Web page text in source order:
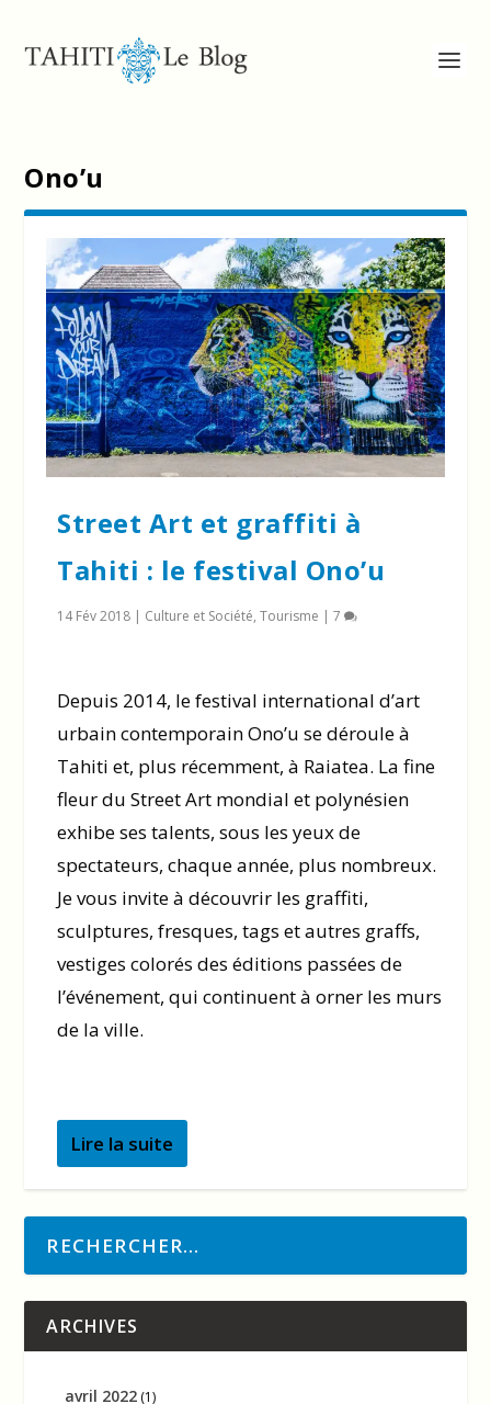
Ono’u
Street Art et graffiti à
Tahiti : le festival Ono’u
14 Fév 2018 | Culture et Société,Tourisme |7
Depuis 2014, le festival international d’art
urbain contemporain Ono’u se déroule à
Tahiti et, plus récemment, à Raiatea. La fine
fleur du Street Art mondial et polynésien
exhibe ses talents, sous les yeux de
spectateurs, chaque année, plus nombreux.
Je vous invite à découvrir les graffiti,
sculptures, fresques, tags et autres graffs,
vestiges colorés des éditions passées de
l’événement, qui continuent à orner les murs
de la ville.
Lire la suite
ARCHIVES
avril 2022 (1)